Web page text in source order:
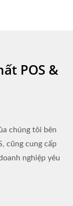
POS &
chúng tôi bên
cũng cung cấp
nghiệp yêu